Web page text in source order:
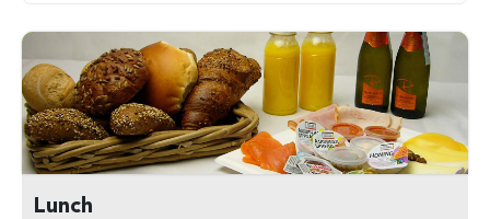
Lunch